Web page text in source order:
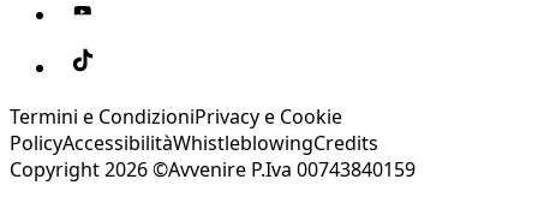
Termini e CondizioniPrivacy e Cookie
PolicyAccessibilitàWhistleblowingCredits
Copyright 2026 ©Avvenire P.Iva 00743840159